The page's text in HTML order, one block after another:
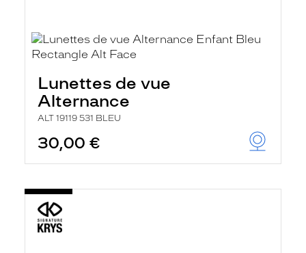
Lunettes de vue
Alternance
ALT 19119 531 BLEU
30,00 €